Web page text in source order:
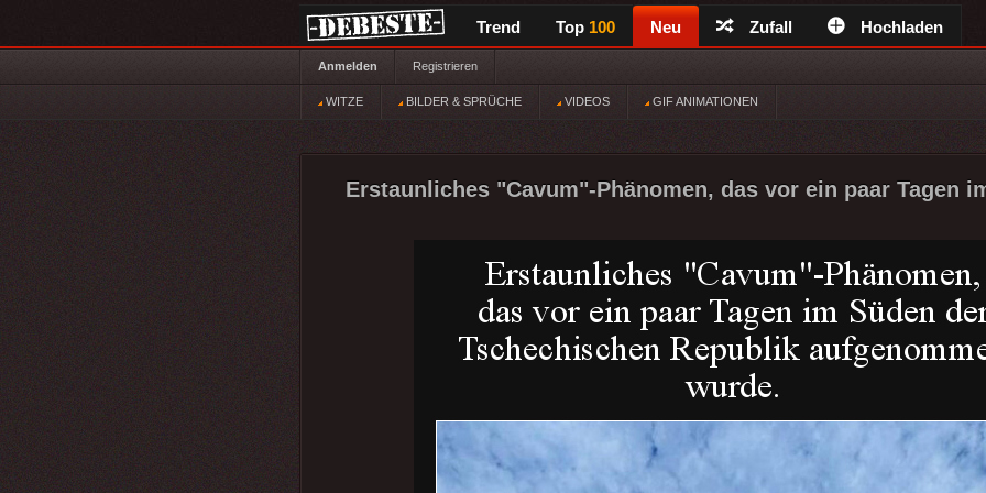
Trend Top 100 Neu Zufall Hochladen
Anmelden Registrieren
WITZE BILDER & SPRÜCHE VIDEOS GIF ANIMATIONEN
Erstaunliches "Cavum"-Phänomen, das vor ein paar Tagen